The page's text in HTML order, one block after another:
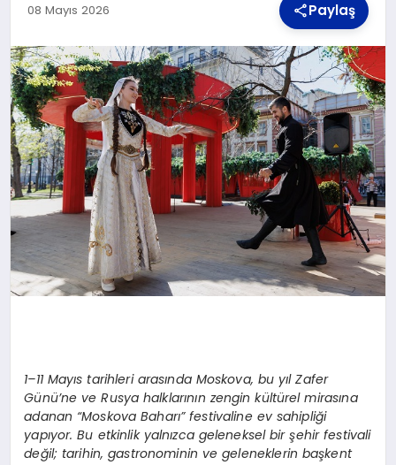
TEKNOLOJI
MAGAZIN
YAŞAM
08 Mayıs 2026 Paylaş
1–11 Mayıs tarihleri arasında Moskova, bu yıl Zafer
Günü’ne ve Rusya halklarının zengin kültürel mirasına
adanan “Moskova Baharı” festivaline ev sahipliği
yapıyor. Bu etkinlik yalnızca geleneksel bir şehir festivali
değil; tarihin, gastronominin ve geleneklerin başkent